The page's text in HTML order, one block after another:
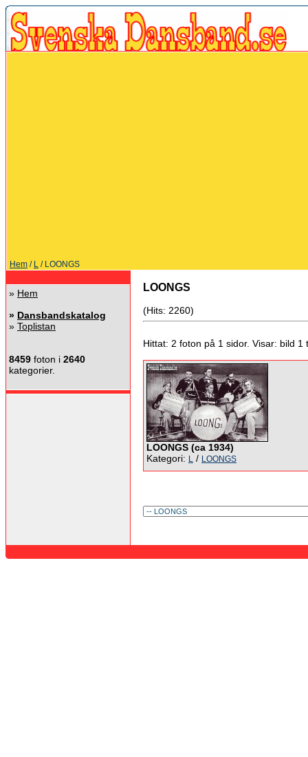
Hem / L / LOONGS
» Hem
» Dansbandskatalog
» Toplistan
8459 foton i 2640
kategorier.
LOONGS
(Hits: 2260)
Hittat: 2 foton på 1 sidor. Visar: bild 1
LOONGS (ca 1934)
Kategori: L / LOONGS